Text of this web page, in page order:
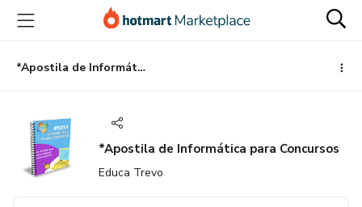
para
conteúdo
principal
para
pagamento
para
rodapé
*Apostila de Informática para Concursos
*Apostila de Informática para Concursos
Educa Trevo